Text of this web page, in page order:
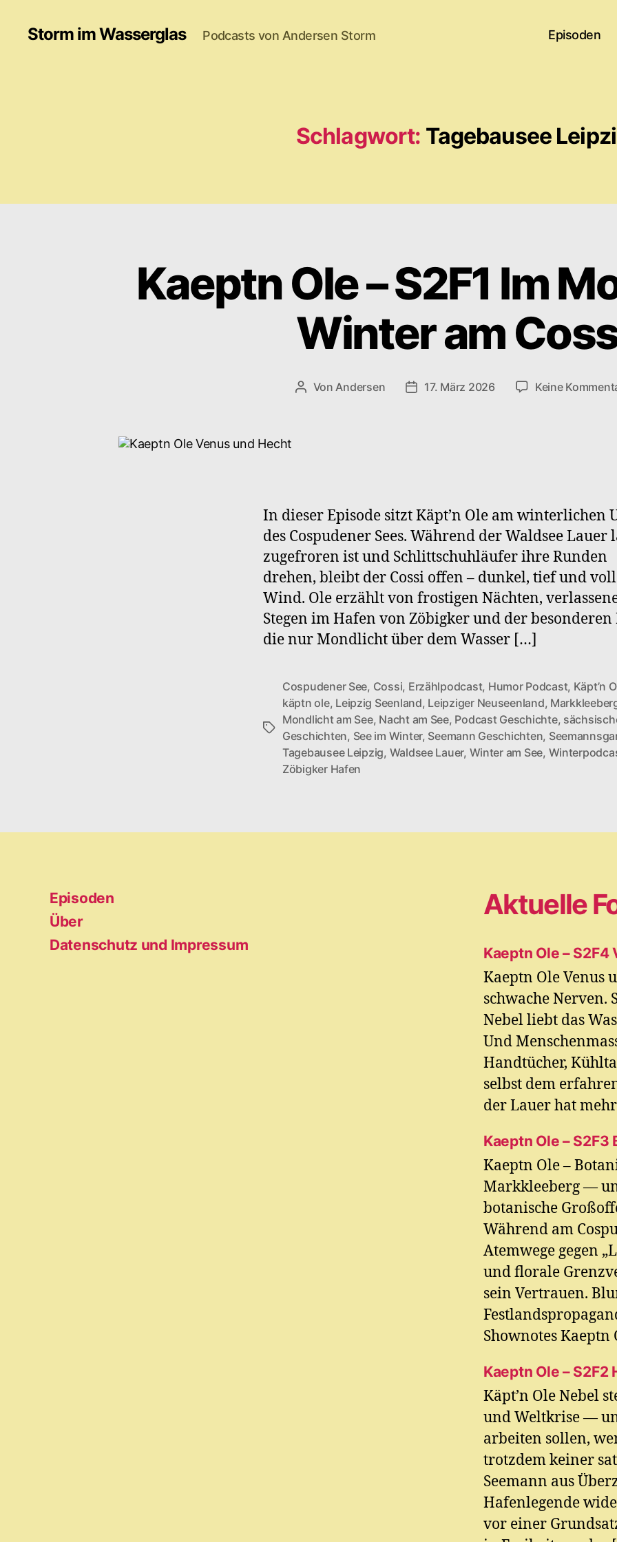
Storm im Wasserglas Podcasts von Andersen Storm Episoden
Schlagwort: Tagebausee
Kaeptn Ole – S2F1 Im
Winter am
Beitragsautor
VonAndersen Veröffentlichungsdatum
17. März 2026 Keine
In dieser Episode sitzt Käpt’n Ole am winterlichen
des Cospudener Sees. Während der Waldsee Lauer
zugefroren ist und Schlittschuhläufer ihre Runden
drehen, bleibt der Cossi offen – dunkel, tief und
Wind. Ole erzählt von frostigen Nächten,
Stegen im Hafen von Zöbigker und der besonderen
die nur Mondlicht über dem Wasser […]
Schlagwörter
Cospudener See, Cossi, Erzählpodcast, Humor Podcast, Käpt’n
käptn ole, Leipzig Seenland, Leipziger Neuseenland,
Mondlicht am See, Nacht am See, Podcast Geschichte,
Geschichten, See im Winter, Seemann Geschichten,
Tagebausee Leipzig, Waldsee Lauer, Winter am See,
Zöbigker Hafen
Episoden
Über
Datenschutz und Impressum
Aktuelle
Kaeptn Ole –
Kaeptn Ole Venus
schwache Nerven.
Nebel liebt das
Und
Handtücher,
selbst dem
der Lauer hat
Kaeptn Ole –
Kaeptn Ole –
Markkleeberg —
botanische
Während am
Atemwege gegen
und florale
sein Vertrauen.
Shownotes
Kaeptn Ole –
Käpt’n Ole Nebel
und Weltkrise —
arbeiten sollen,
trotzdem keiner
Seemann aus
Hafenlegende
vor einer